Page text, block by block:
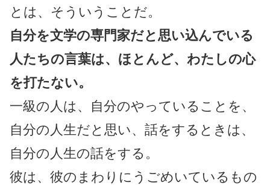
とは、そういうことだ。
自分を文学の専門家だと思い込んでいる
人たちの言葉は、ほとんど、わたしの心
を打たない。
一級の人は、自分のやっていることを、
自分の人生だと思い、話をするときは、
自分の人生の話をする。
彼は、彼のまわりにうごめいているもの